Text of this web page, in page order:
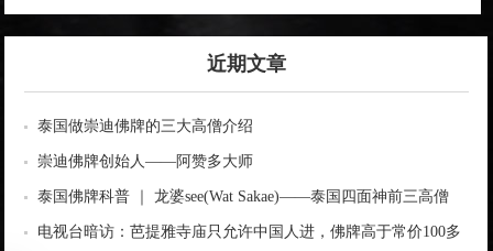
近期文章
泰国做崇迪佛牌的三大高僧介绍
崇迪佛牌创始人——阿赞多大师
泰国佛牌科普 ｜ 龙婆see(Wat Sakae)——泰国四面神前三高僧
电视台暗访：芭提雅寺庙只允许中国人进，佛牌高于常价100多